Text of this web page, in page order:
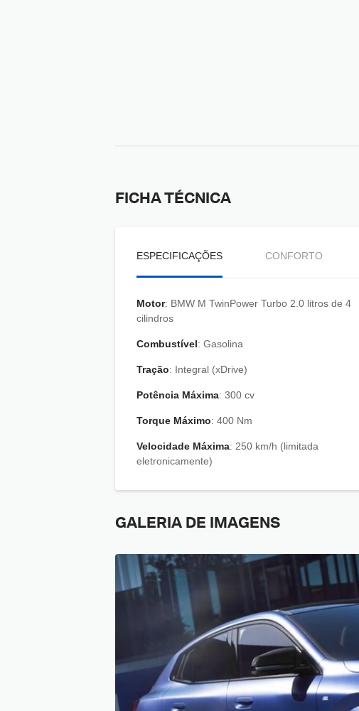
FICHA TÉCNICA
ESPECIFICAÇÕES CONFORTO
Motor: BMW M TwinPower Turbo 2.0 litros de 4
cilindros
Combustível : Gasolina
Tração : Integral (xDrive)
Potência Máxima : 300 cv
Torque Máximo : 400 Nm
Velocidade Máxima: 250 km/h (limitada
eletronicamente)
GALERIA DE IMAGENS